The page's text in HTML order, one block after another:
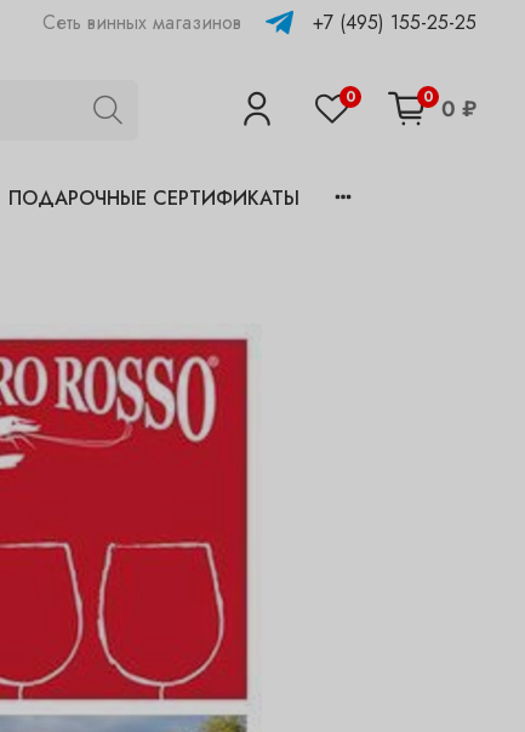
Сеть винных магазинов +7 (495) 155-25-25
0 0 0 ₽
ПОДАРОЧНЫЕ СЕРТИФИКАТЫ